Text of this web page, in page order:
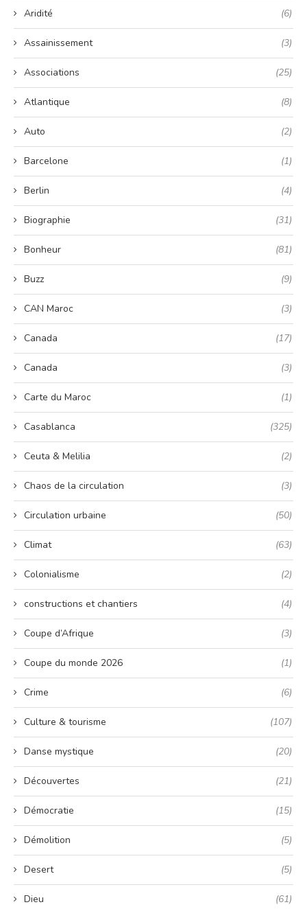
Aridité (6)
Assainissement (3)
Associations (25)
Atlantique (8)
Auto (2)
Barcelone (1)
Berlin (4)
Biographie (31)
Bonheur (81)
Buzz (9)
CAN Maroc (3)
Canada (17)
Canada (3)
Carte du Maroc (1)
Casablanca (325)
Ceuta & Melilia (2)
Chaos de la circulation (3)
Circulation urbaine (50)
Climat (63)
Colonialisme (2)
constructions et chantiers (4)
Coupe d’Afrique (3)
Coupe du monde 2026 (1)
Crime (6)
Culture & tourisme (107)
Danse mystique (20)
Découvertes (21)
Démocratie (15)
Démolition (5)
Desert (5)
Dieu (61)